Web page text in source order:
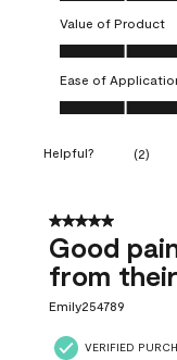
Value of Product
Value of Product,
Ease of
Ease of
Helpful? (2)
5 out of 5 stars.
Good
from
Emily254789
VERIFIED